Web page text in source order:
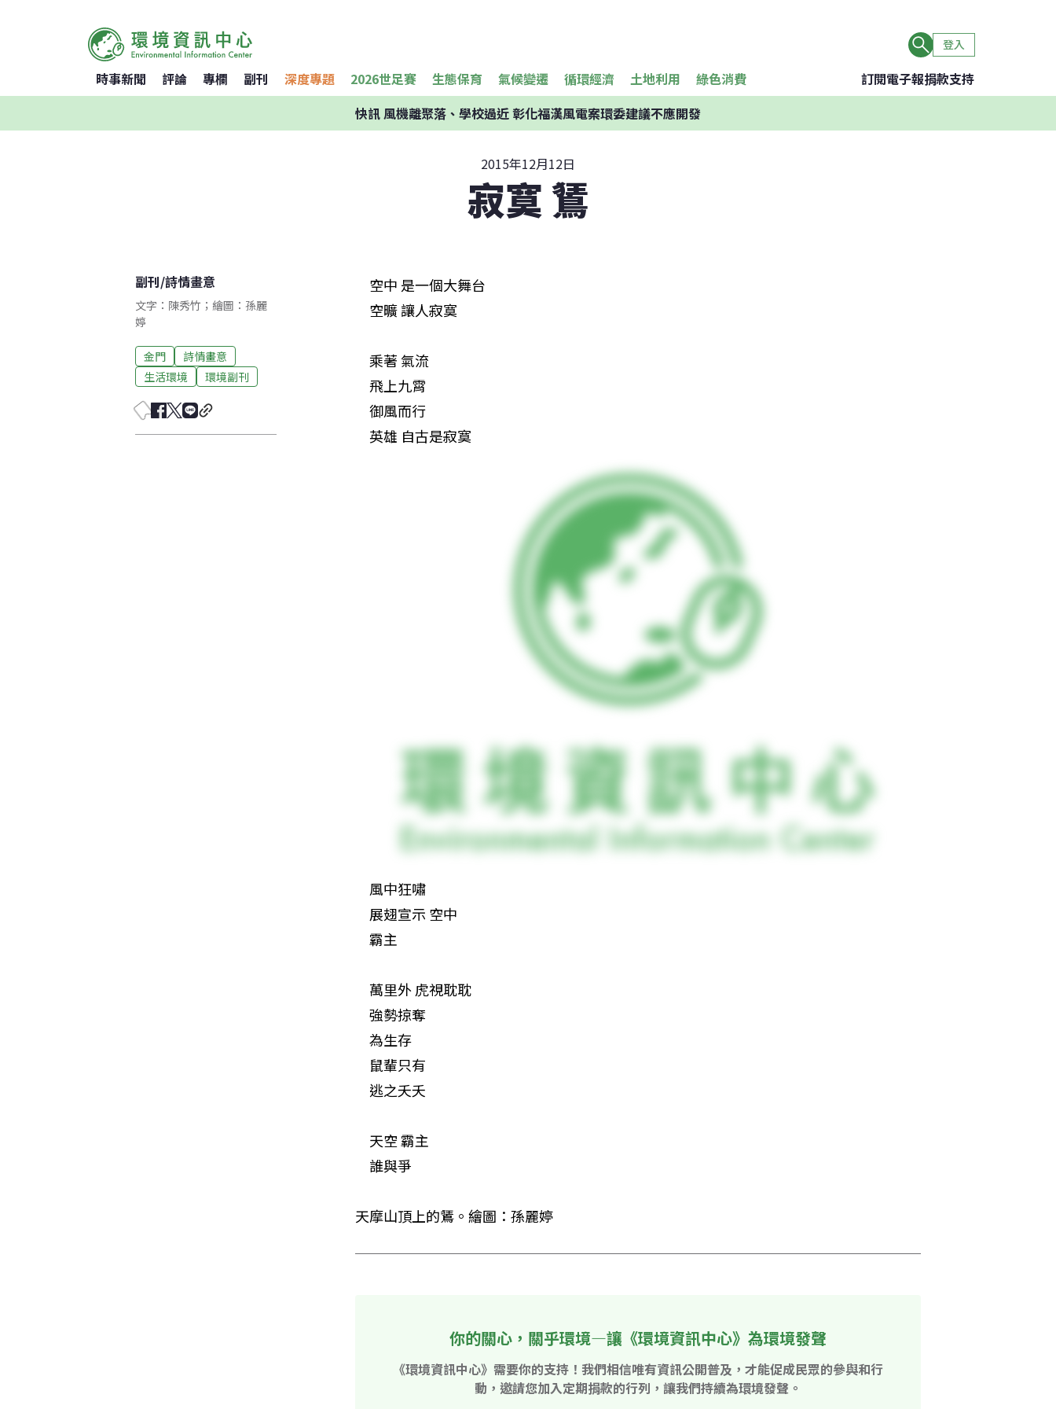
登入
時事新聞 評論 專欄 副刊 深度專題 2026世足賽 生態保育 氣候變遷 循環經濟 土地利用 綠色消費 訂閱電子報捐款支持
快訊風機離聚落、學校過近 彰化福漢風電案環委建議不應開發
2015年12月12日
寂寞 鵟
副刊/詩情畫意
文字：陳秀竹；繪圖：孫麗
婷
金門
詩情畫意
生活環境
環境副刊
空中 是一個大舞台
空曠 讓人寂寞
乘著 氣流
飛上九霄
御風而行
英雄 自古是寂寞
風中狂嘯
展翅宣示 空中
霸主
萬里外 虎視耽耽
強勢掠奪
為生存
鼠輩只有
逃之夭夭
天空 霸主
誰與爭
天摩山頂上的鵟。繪圖：孫麗婷
你的關心，關乎環境—讓《環境資訊中心》為環境發聲
《環境資訊中心》需要你的支持！我們相信唯有資訊公開普及，才能促成民眾的參與和行
動，邀請您加入定期捐款的行列，讓我們持續為環境發聲。